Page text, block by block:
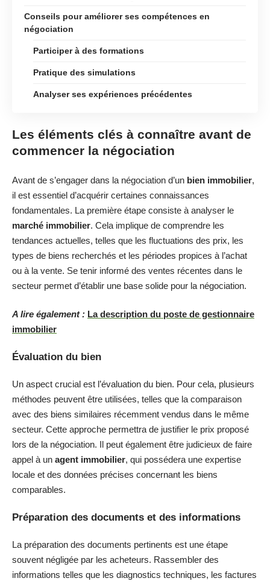
Conseils pour améliorer ses compétences en
négociation
Participer à des formations
Pratique des simulations
Analyser ses expériences précédentes
Les éléments clés à connaître avant de
commencer la négociation
Avant de s’engager dans la négociation d’un bien immobilier,
il est essentiel d’acquérir certaines connaissances
fondamentales. La première étape consiste à analyser le
marché immobilier. Cela implique de comprendre les
tendances actuelles, telles que les fluctuations des prix, les
types de biens recherchés et les périodes propices à l’achat
ou à la vente. Se tenir informé des ventes récentes dans le
secteur permet d’établir une base solide pour la négociation.
A lire également : La description du poste de gestionnaire
immobilier
Évaluation du bien
Un aspect crucial est l’évaluation du bien. Pour cela, plusieurs
méthodes peuvent être utilisées, telles que la comparaison
avec des biens similaires récemment vendus dans le même
secteur. Cette approche permettra de justifier le prix proposé
lors de la négociation. Il peut également être judicieux de faire
appel à un agent immobilier, qui possédera une expertise
locale et des données précises concernant les biens
comparables.
Préparation des documents et des informations
La préparation des documents pertinents est une étape
souvent négligée par les acheteurs. Rassembler des
informations telles que les diagnostics techniques, les factures